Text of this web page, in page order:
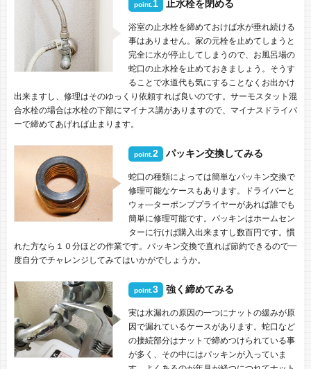
point. 1 止水栓を閉める
浴室の止水栓を締めておけば水が垂れ続ける
事はありません。家の元栓を止めてしまうと
完全に水が停止してしまうので、お風呂場の
蛇口の止水栓を止めておきましょう。そうす
ることで水道代も気にすることなくお出かけ
出来ますし、修理はそのゆっくり依頼すれば良いのです。サーモスタット混
合水栓の場合は水栓の下部にマイナス講がありますので、マイナスドライバ
ーで締めてあげれば止まります。
point.2 パッキン交換してみる
蛇口の種類によっては簡単なパッキン交換で
修理可能なケースもあります。ドライバーと
ウォ―ターポンププライヤーがあれば誰でも
簡単に修理可能です。パッキンはホームセン
ターに行けば購入出来ますし数百円です。慣
れた方なら１０分ほどの作業です。パッキン交換で直れば節約できるので一
度自分でチャレンジしてみてはいかがでしょうか。
point.3 強く締めてみる
実は水漏れの原因の一つにナットの緩みが原
因で漏れているケースがあります。蛇口など
の接続部分はナットで締めつけられている事
が多く、その中にはパッキンが入っていま